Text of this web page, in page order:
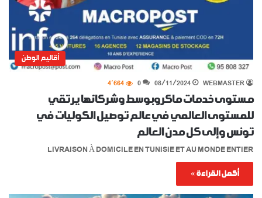
أقاليم الوطن
WEBMASTER
08/11/2024
0 4٬664
مستوى خدمات ماكروبوسط وشركائها يرتقي
للمستوى العالمي في عالم توصيل الكوليات في
تونس وإلى كل مدن العالم
LIVRAISON À DOMICILE EN TUNISIE ET AU MONDE ENTIER
أكمل القراءة »